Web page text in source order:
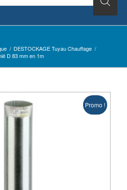
/ DESTOCKAGE Tuyau Chauffage /
D 83 mm en 1m
Promo !